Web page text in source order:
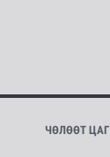
ЧӨЛӨӨТ ЦАГ